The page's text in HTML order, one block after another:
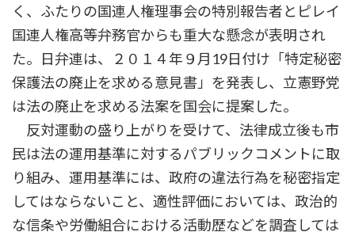
く、ふたりの国連人権理事会の特別報告者とピレイ
国連人権高等弁務官からも重大な懸念が表明され
た。日弁連は、２０１４年９月19日付け「特定秘密
保護法の廃止を求める意見書」を発表し、立憲野党
は法の廃止を求める法案を国会に提案した。
反対運動の盛り上がりを受けて、法律成立後も市
民は法の運用基準に対するパブリックコメントに取
り組み、運用基準には、政府の違法行為を秘密指定
してはならないこと、適性評価においては、政治的
な信条や労働組合における活動歴などを調査しては